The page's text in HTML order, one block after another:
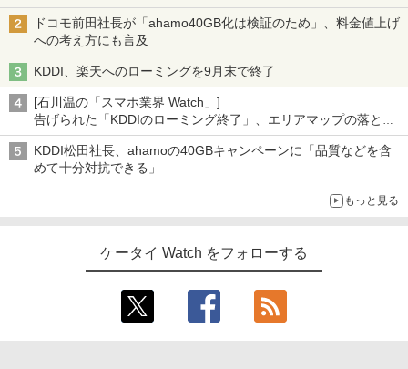
ドコモ前田社長が「ahamo40GB化は検証のため」、料金値上げ
への考え方にも言及
KDDI、楽天へのローミングを9月末で終了
[石川温の「スマホ業界 Watch」]
告げられた「KDDIのローミング終了」、エリアマップの落とし
穴と楽天モバイルの課題
KDDI松田社長、ahamoの40GBキャンペーンに「品質などを含
めて十分対抗できる」
もっと見る
ケータイ Watch をフォローする